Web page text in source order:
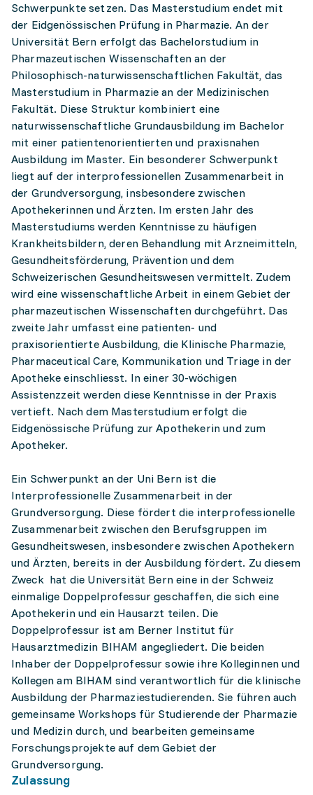
Schwerpunkte setzen. Das Masterstudium endet mit
der Eidgenössischen Prüfung in Pharmazie. An der
Universität Bern erfolgt das Bachelorstudium in
Pharmazeutischen Wissenschaften an der
Philosophisch-naturwissenschaftlichen Fakultät, das
Masterstudium in Pharmazie an der Medizinischen
Fakultät. Diese Struktur kombiniert eine
naturwissenschaftliche Grundausbildung im Bachelor
mit einer patientenorientierten und praxisnahen
Ausbildung im Master. Ein besonderer Schwerpunkt
liegt auf der interprofessionellen Zusammenarbeit in
der Grundversorgung, insbesondere zwischen
Apothekerinnen und Ärzten. Im ersten Jahr des
Masterstudiums werden Kenntnisse zu häufigen
Krankheitsbildern, deren Behandlung mit Arzneimitteln,
Gesundheitsförderung, Prävention und dem
Schweizerischen Gesundheitswesen vermittelt. Zudem
wird eine wissenschaftliche Arbeit in einem Gebiet der
pharmazeutischen Wissenschaften durchgeführt. Das
zweite Jahr umfasst eine patienten- und
praxisorientierte Ausbildung, die Klinische Pharmazie,
Pharmaceutical Care, Kommunikation und Triage in der
Apotheke einschliesst. In einer 30-wöchigen
Assistenzzeit werden diese Kenntnisse in der Praxis
vertieft. Nach dem Masterstudium erfolgt die
Eidgenössische Prüfung zur Apothekerin und zum
Apotheker.
Ein Schwerpunkt an der Uni Bern ist die
Interprofessionelle Zusammenarbeit in der
Grundversorgung. Diese fördert die interprofessionelle
Zusammenarbeit zwischen den Berufsgruppen im
Gesundheitswesen, insbesondere zwischen Apothekern
und Ärzten, bereits in der Ausbildung fördert. Zu diesem
Zweck hat die Universität Bern eine in der Schweiz
einmalige Doppelprofessur geschaffen, die sich eine
Apothekerin und ein Hausarzt teilen. Die
Doppelprofessur ist am Berner Institut für
Hausarztmedizin BIHAM angegliedert. Die beiden
Inhaber der Doppelprofessur sowie ihre Kolleginnen und
Kollegen am BIHAM sind verantwortlich für die klinische
Ausbildung der Pharmaziestudierenden. Sie führen auch
gemeinsame Workshops für Studierende der Pharmazie
und Medizin durch, und bearbeiten gemeinsame
Forschungsprojekte auf dem Gebiet der
Grundversorgung.
Zulassung